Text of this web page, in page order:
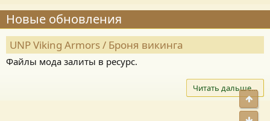
Новые обновления
UNP Viking Armors / Броня викинга
Файлы мода залиты в ресурс.
Читать дальше…